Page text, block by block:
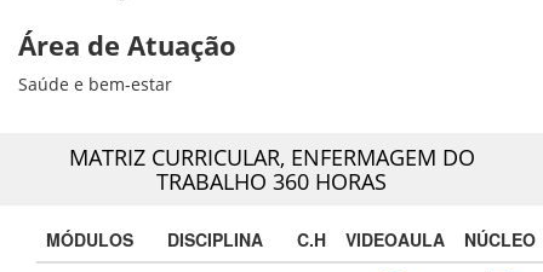
Área de Atuação
Saúde e bem-estar
MATRIZ CURRICULAR, ENFERMAGEM DO
TRABALHO 360 HORAS
MÓDULOS DISCIPLINA C.H VIDEOAULA
NÚCLEO